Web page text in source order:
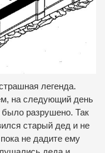
легенда.
на следующий день
было разрушено. Так
старый дед и не
не дадите ему